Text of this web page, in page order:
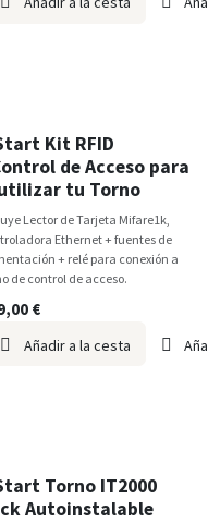
de deseos
Kit RFID
de Acceso para
tu Torno
Lector de Tarjeta Mifare1k,
Ethernet + fuentes de
+ relé para conexión a
de control de acceso.
€
Añadir a la cesta
Torno IT2000
Autoinstalable